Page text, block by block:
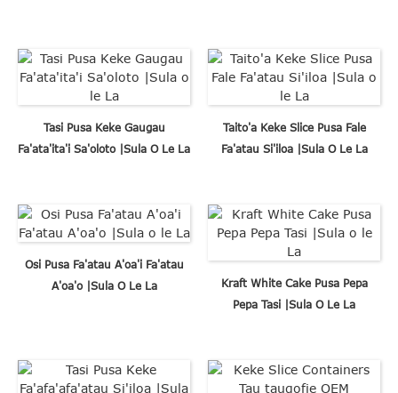
Tasi Pusa Keke Gaugau
Fa'ata'ita'i Sa'oloto |Sula O Le La
Taito'a Keke Slice Pusa Fale
Fa'atau Si'iloa |Sula O Le La
Osi Pusa Fa'atau A'oa'i Fa'atau
A'oa'o |Sula O Le La
Kraft White Cake Pusa Pepa
Pepa Tasi |Sula O Le La